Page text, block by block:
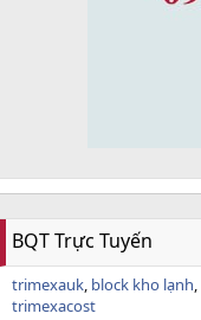
BQT Trực Tuyến
trimexauk block kho lạnh
trimexacost